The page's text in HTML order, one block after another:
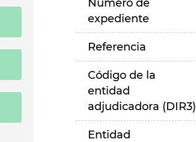
Número de
expediente
Referencia
Código de la
entidad
adjudicadora (DIR3)
Entidad